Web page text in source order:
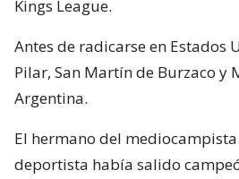
Kings League.
Antes de radicarse en Estados
Pilar, San Martín de Burzaco y
Argentina.
El hermano del
deportista había salido